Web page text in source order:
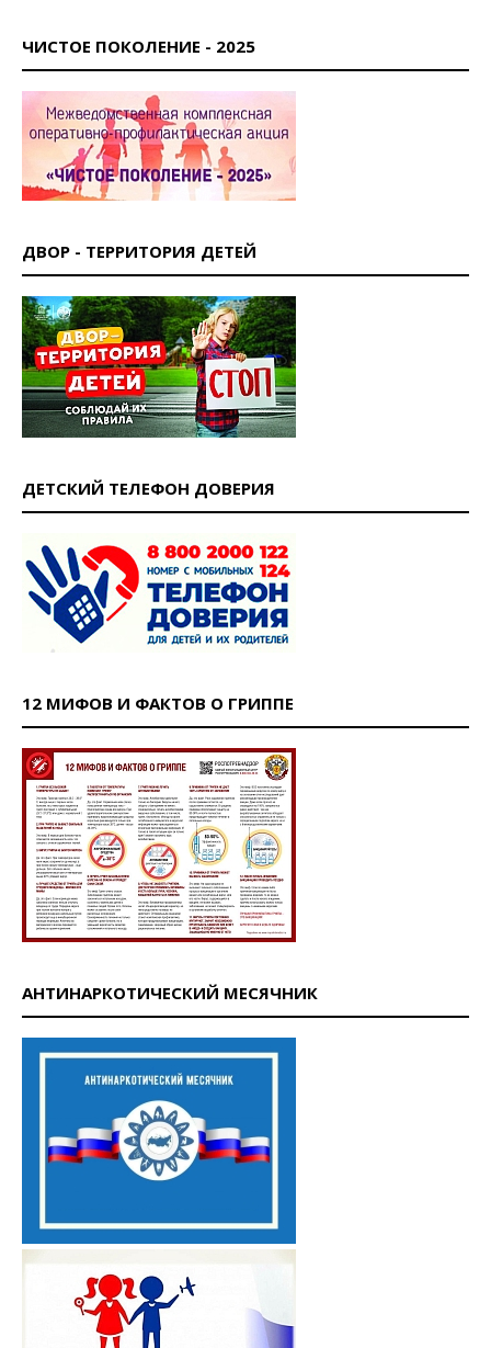
ЧИСТОЕ ПОКОЛЕНИЕ - 2025
ДВОР - ТЕРРИТОРИЯ ДЕТЕЙ
ДЕТСКИЙ ТЕЛЕФОН ДОВЕРИЯ
12 МИФОВ И ФАКТОВ О ГРИППЕ
АНТИНАРКОТИЧЕСКИЙ МЕСЯЧНИК